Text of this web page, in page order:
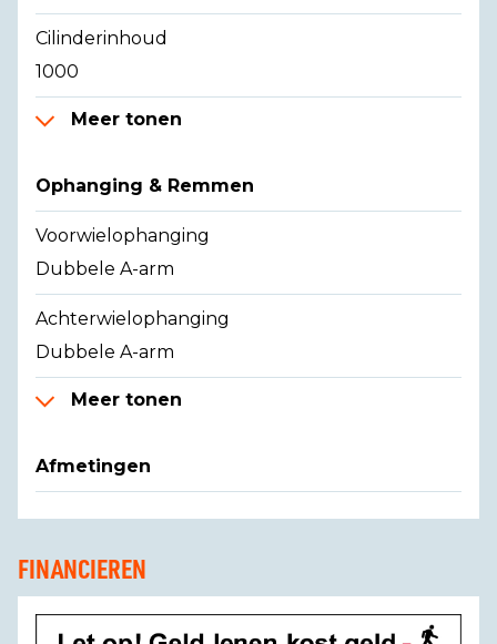
Cilinderinhoud
1000
Meer tonen
Ophanging & Remmen
Voorwielophanging
Dubbele A-arm
Achterwielophanging
Dubbele A-arm
Meer tonen
Afmetingen
FINANCIEREN